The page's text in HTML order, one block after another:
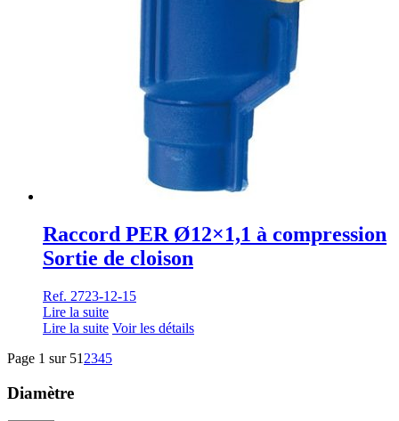
Raccord PER Ø12×1,1 à compression
Sortie de cloison
Ref. 2723-12-15
Lire la suite
Lire la suite Voir les détails
Page 1 sur 51 2345
Diamètre